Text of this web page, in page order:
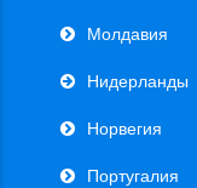
Молдавия
Нидерланды
Норвегия
Португалия